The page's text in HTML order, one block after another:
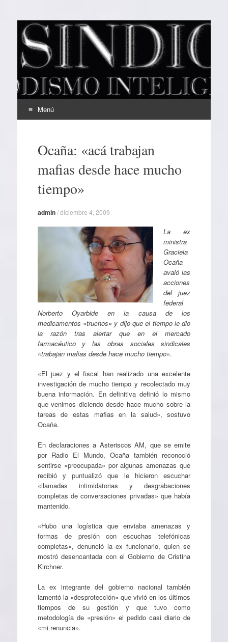
EL SINDICAL
Periodismo Inteligente
Menú
contenidoOcaña: «acá trabajan
mafias desde hace mucho
tiempo»
admin/diciembre 4, 2009
La ex
ministra
Graciela
Ocaña
avaló las
acciones
del juez
federal
Norberto Oyarbide en la causa de los
medicamentos «truchos» y dijo que el tiempo le dio
la razón tras alertar que en el mercado
farmacéutico y las obras sociales sindicales
«trabajan mafias desde hace mucho tiempo».
«El juez y el fiscal han realizado una excelente
investigación de mucho tiempo y recolectado muy
buena información. En definitiva definió lo mismo
que venimos diciendo desde hace mucho sobre la
tareas de estas mafias en la salud», sostuvo
Ocaña.
En declaraciones a Asteriscos AM, que se emite
por Radio El Mundo, Ocaña también reconoció
sentirse «preocupada» por algunas amenazas que
recibió y puntualizó que le hicieron escuchar
«llamadas intimidatorias y desgrabaciones
completas de conversaciones privadas» que había
mantenido.
«Hubo una logística que enviaba amenazas y
formas de presión con escuchas telefónicas
completas», denunció la ex funcionario, quien se
mostró desencantada con el Gobierno de Cristina
Kirchner.
La ex integrante del gobierno nacional también
lamentó la «desprotección» que vivió en los últimos
tiempos de su gestión y que tuvo como
metodología de «presión» el pedido casi diario de
«mi renuncia».